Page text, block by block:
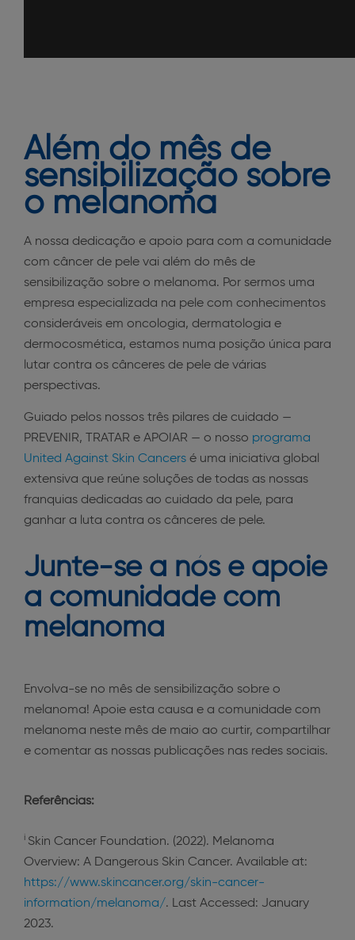
Além do mês de
sensibilização sobre
o melanoma
A nossa dedicação e apoio para com a comunidade
com câncer de pele vai além do mês de
sensibilização sobre o melanoma. Por sermos uma
empresa especializada na pele com conhecimentos
consideráveis em oncologia, dermatologia e
dermocosmética, estamos numa posição única para
lutar contra os cânceres de pele de várias
perspectivas.
Guiado pelos nossos três pilares de cuidado —
PREVENIR, TRATAR e APOIAR — o nosso programa
United Against Skin Cancers é uma iniciativa global
extensiva que reúne soluções de todas as nossas
franquias dedicadas ao cuidado da pele, para
ganhar a luta contra os cânceres de pele.
Junte-se a nós e apoie
a comunidade com
melanoma
Envolva-se no mês de sensibilização sobre o
melanoma! Apoie esta causa e a comunidade com
melanoma neste mês de maio ao curtir, compartilhar
e comentar as nossas publicações nas redes sociais.
Referências:
i Skin Cancer Foundation. (2022). Melanoma
Overview: A Dangerous Skin Cancer. Available at:
https://www.skincancer.org/skin-cancer-
information/melanoma/. Last Accessed: January
2023.